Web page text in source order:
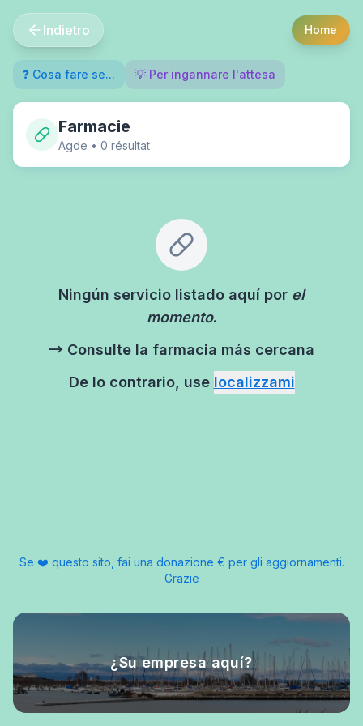
Indietro Home
❓ Cosa fare se... 💡 Per ingannare l'attesa
Farmacie
Agde • 0 résultat
Ningún servicio listado aquí por el
momento.
→ Consulte la farmacia más cercana
De lo contrario, use localizzami
Se ❤️ questo sito, fai una donazione € per gli aggiornamenti.
Grazie
¿Su empresa aquí?